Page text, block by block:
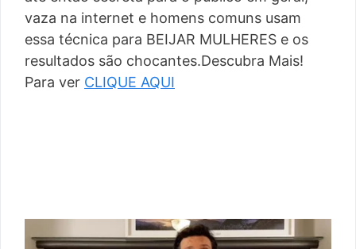
vaza na internet e homens comuns usam
essa técnica para BEIJAR MULHERES e os
resultados são chocantes.Descubra Mais!
Para ver CLIQUE AQUI